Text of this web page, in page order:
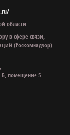
области
в сфере связи,
(Роскомнадзор).
Б, помещение 5